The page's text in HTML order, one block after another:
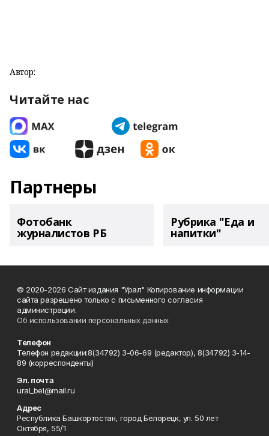
Автор:
Читайте нас
Партнеры
Фотобанк
журналистов РБ
Рубрика "Еда и
напитки"
© 2020-2026 Сайт издания "Урал" Копирование информации
сайта разрешено только с письменного согласия
администрации.
Об использовании персональных данных
Телефон
Телефон редакции:8(34792) 3-06-69 (редактор), 8(34792) 3-14-
89 (корреспонденты)
Эл. почта
ural_bel@mail.ru
Адрес
Республика Башкортостан, город Белорецк, ул. 50 лет
Октября, 55/1